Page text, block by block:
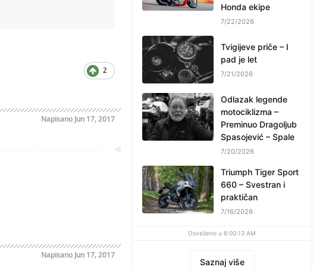
2
Napisano Jun 17, 2017
Napisano Jun 17, 2017
Honda ekipe
7/22/2026
Tvigijeve priče – I
pad je let
7/21/2026
Odlazak legende
motociklizma –
Preminuo Dragoljub
Spasojević – Spale
7/20/2026
Triumph Tiger Sport
660 – Svestran i
praktičan
7/16/2026
Osveženo u 6:00:13 AM
Saznaj više